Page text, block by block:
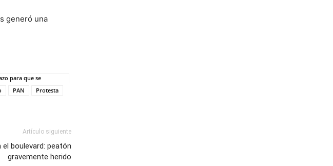
generó una
para que se
PAN Protesta
Artículo siguiente
boulevard: peatón
gravemente herido